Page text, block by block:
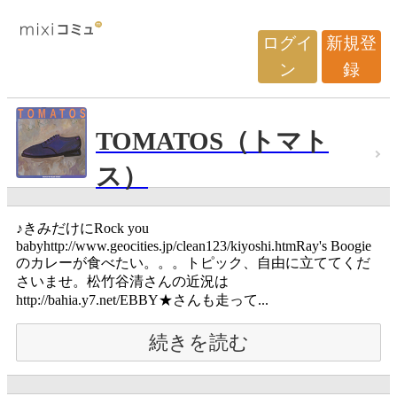
ログイ
ン
新規登
録
TOMATOS（トマト
ス）
♪きみだけにRock you
babyhttp://www.geocities.jp/clean123/kiyoshi.htmRay's Boogie
のカレーが食べたい。。。トピック、自由に立ててくだ
さいませ。松竹谷清さんの近況は
http://bahia.y7.net/EBBY★さんも走って...
続きを読む